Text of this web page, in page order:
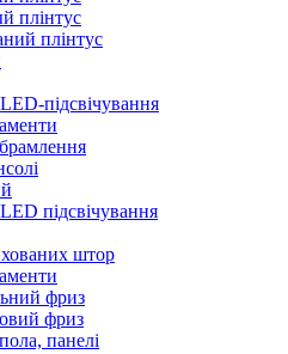
плінтус
плінтус
підсвічування
підсвічування
штор
фриз
фриз
панелі